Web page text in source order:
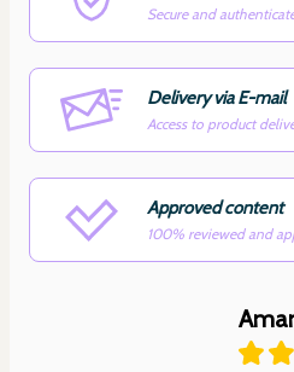
Secure and
Delivery via E-mail
Access to product
Approved content
100% reviewed and